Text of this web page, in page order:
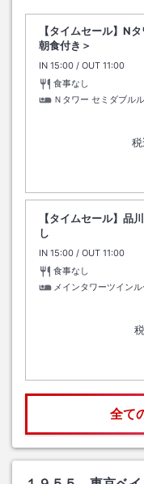
【タイムセール】N
朝食付き＞
IN チェックイン
15:00 / OUT チェック
11:00
食事なし
Ｎタワー セミダブル
【タイムセール】品
し
IN チェックイン
15:00 / OUT チェック
11:00
食事なし
メインタワーツイン
全て